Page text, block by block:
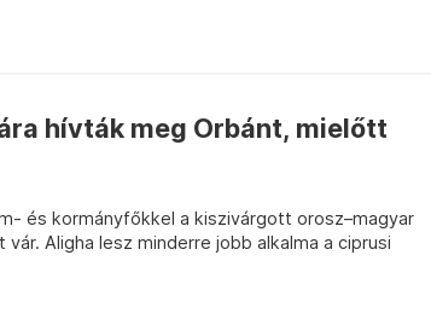
hívták meg Orbánt, mielőtt
és kormányfőkkel a kiszivárgott orosz–magyar
Aligha lesz minderre jobb alkalma a ciprusi